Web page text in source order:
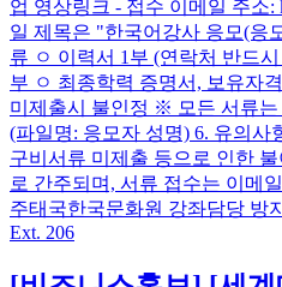
업 영상링크 - 접수 이메일 주소:
일 제목은 "한국어강사 응모(응
류 ㅇ 이력서 1부 (연락처 반드
부 ㅇ 최종학력 증명서, 보유자
미제출시 불인정 ※ 모든 서류는
(파일명: 응모자 성명) 6. 유의사
구비서류 미제출 등으로 인한
로 간주되며, 서류 접수는 이메
주태국한국문화원 강좌담당 방
Ext. 206